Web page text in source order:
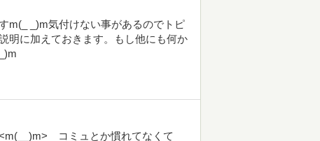
m(_ _)m気付けない事があるのでトピ
明に加えておきます。もし他にも何か
コミュとか慣れてなくて